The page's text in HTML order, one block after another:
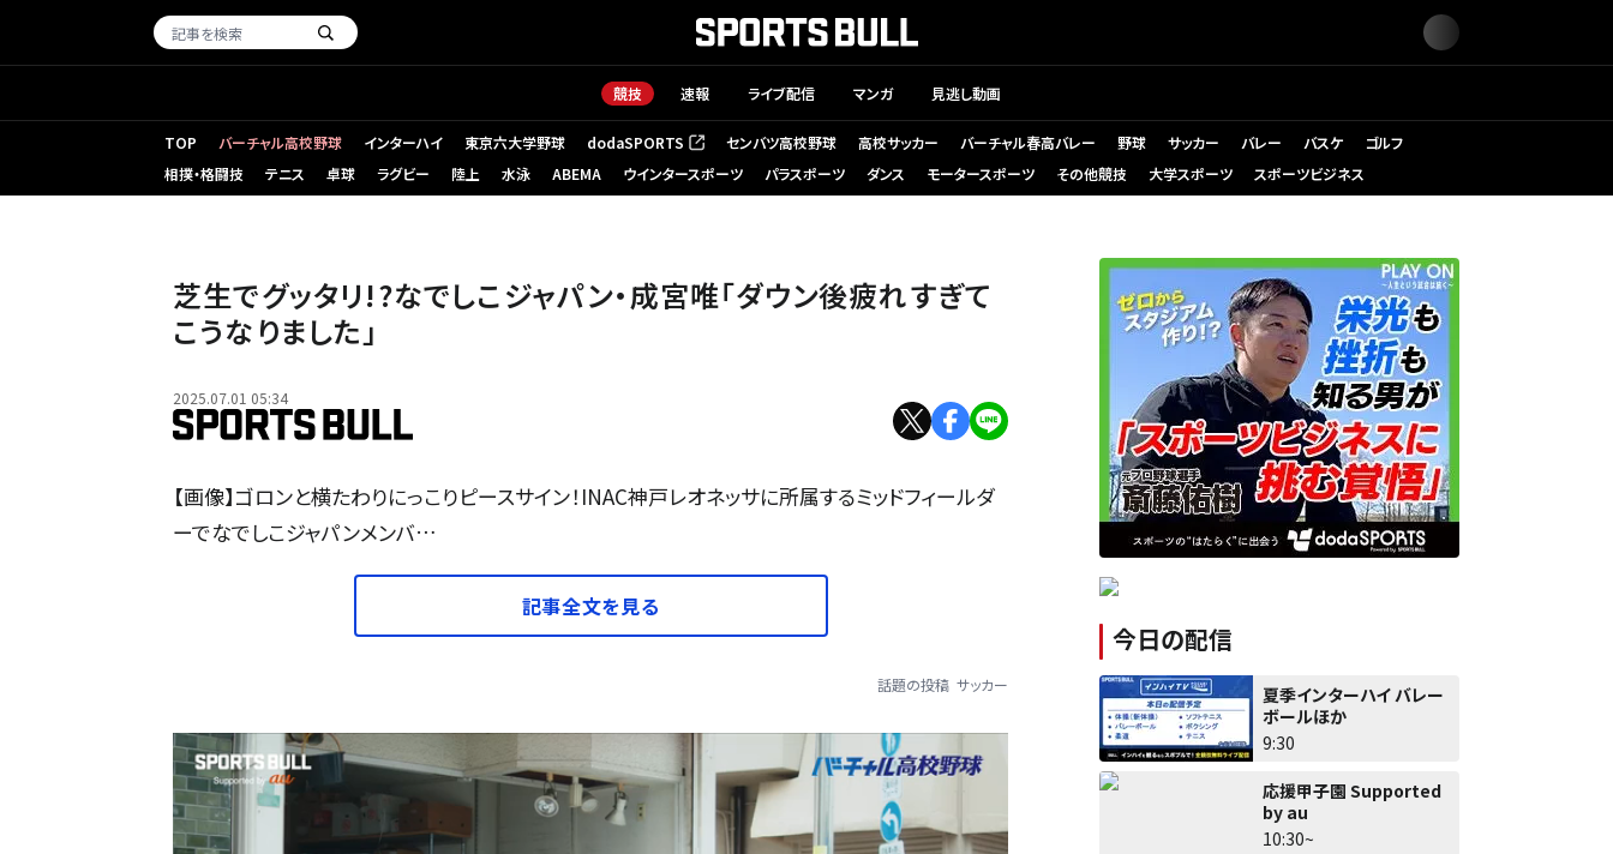
競技 速報 ライブ配信 マンガ 見逃し動画
TOP バーチャル高校野球 インターハイ 東京六大学野球 dodaSPORTS
（新しいタブで開く） センバツ高校野球 高校サッカー バーチャル春高バレー 野球 サッカー バレー バスケ
ゴルフ
相撲・格闘技
テニス 卓球 ラグビー 陸上 水泳 ABEMA ウインタースポーツ パラスポーツ ダンス モータースポーツ その他競技 大学スポーツ スポーツビジネス
芝生でグッタリ!?なでしこジャパン・成宮唯「ダウン後疲れすぎて
こうなりました」
2025.07.01 05:34
【画像】ゴロンと横たわりにっこりピースサイン！INAC神戸レオネッサに所属するミッドフィールダ
ーでなでしこジャパンメンバ…
記事全文を見る
話題の投稿 サッカー
今日の配信
夏季インターハイ バレー
ボールほか
9:30
応援甲子園 Supported
by au
10:30~